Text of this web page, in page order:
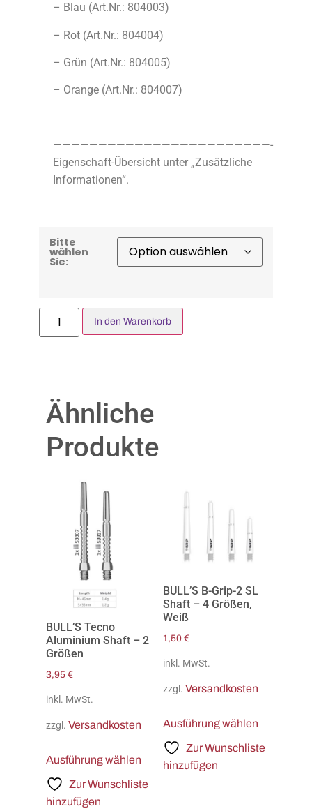
– Blau (Art.Nr.: 804003)
– Rot (Art.Nr.: 804004)
– Grün (Art.Nr.: 804005)
– Orange (Art.Nr.: 804007)
————————————————————————-
Eigenschaft-Übersicht unter „Zusätzliche
Informationen“.
Bitte
wählen
Sie:
In den Warenkorb
Ähnliche
Produkte
BULL’S Tecno
Aluminium Shaft – 2
Größen
3,95 €
inkl. MwSt.
zzgl. Versandkosten
Ausführung wählen
Zur Wunschliste
hinzufügen
BULL’S B-Grip-2 SL
Shaft – 4 Größen,
Weiß
1,50 €
inkl. MwSt.
zzgl. Versandkosten
Ausführung wählen
Zur Wunschliste
hinzufügen